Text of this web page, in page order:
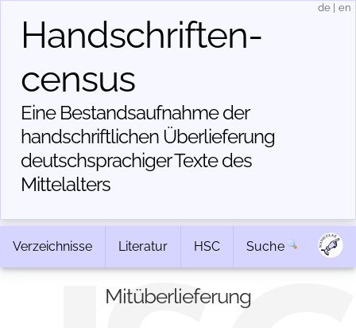
Handschriften­
census
Eine Bestandsaufnahme der
handschriftlichen Über­lieferung
deutschsprachiger Texte des
Mittelalters
de en
Verzeichnisse Literatur HSC Suche
Mitüberlieferung